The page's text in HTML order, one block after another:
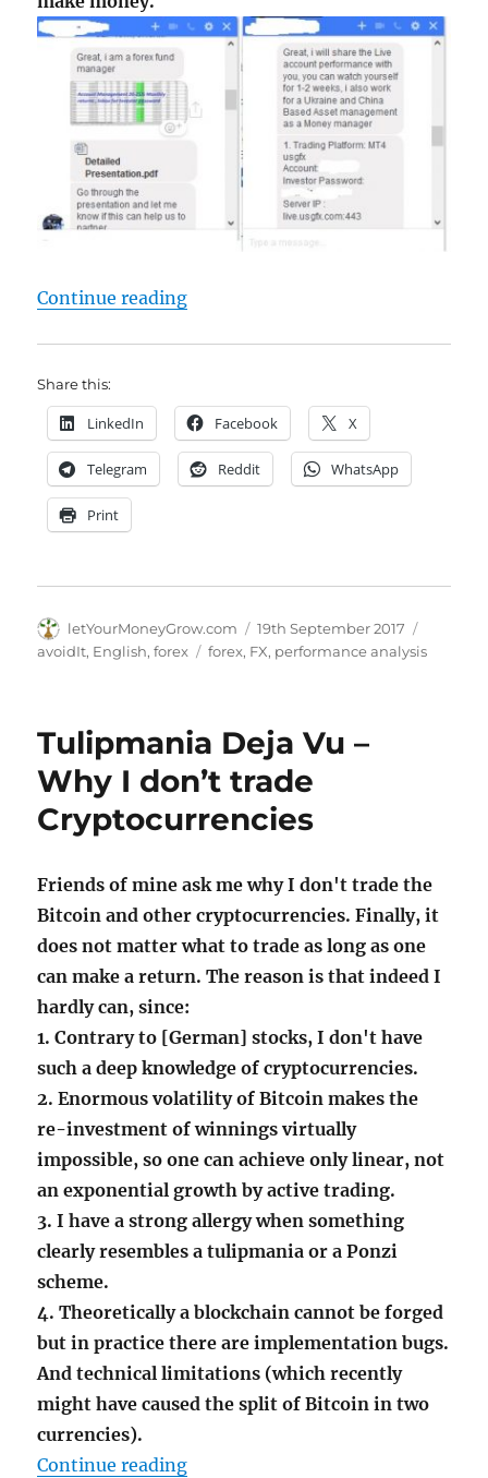
Continue reading"If you got an offer from a Forex
Share this:
LinkedIn Facebook X
Telegram Reddit WhatsApp
Print
Author
letYourMoneyGrow.com
Posted
on
19th September 2017
avoidIt, English,forex Tags
forex, FX, performance analysis
Tulipmania Deja Vu –
Why I don’t trade
Cryptocurrencies
Friends of mine ask me why I don't trade the
Bitcoin and other cryptocurrencies. Finally, it
does not matter what to trade as long as one
can make a return. The reason is that indeed I
hardly can, since:
1. Contrary to [German] stocks, I don't have
such a deep knowledge of cryptocurrencies.
2. Enormous volatility of Bitcoin makes the
re-investment of winnings virtually
impossible, so one can achieve only linear, not
an exponential growth by active trading.
3. I have a strong allergy when something
clearly resembles a tulipmania or a Ponzi
scheme.
4. Theoretically a blockchain cannot be forged
but in practice there are implementation bugs.
And technical limitations (which recently
might have caused the split of Bitcoin in two
currencies).
Continue reading"Tulipmania Deja Vu – Why I